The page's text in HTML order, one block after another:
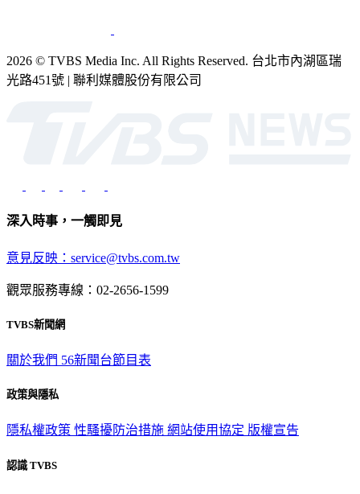
2026 © TVBS Media Inc. All Rights Reserved. 台北市內湖區瑞
光路451號 | 聯利媒體股份有限公司
深入時事，一觸即見
意見反映：service@tvbs.com.tw
觀眾服務專線：02-2656-1599
TVBS新聞網
關於我們 56新聞台節目表
政策與隱私
隱私權政策 性騷擾防治措施 網站使用協定 版權宣告
認識 TVBS